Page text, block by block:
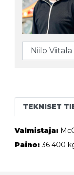
TEKNISET
Valmistaja:
Paino: 36 400